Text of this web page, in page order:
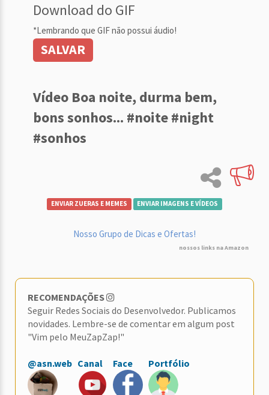
Download do GIF
*Lembrando que GIF não possui áudio!
SALVAR
Vídeo Boa noite, durma bem,
bons sonhos... #noite #night
#sonhos
ENVIAR ZUERAS E MEMES ENVIAR IMAGENS E VÍDEOS
Nosso Grupo de Dicas e Ofertas!
nossos links na Amazon
RECOMENDAÇÕES
Seguir Redes Sociais do Desenvolvedor. Publicamos
novidades. Lembre-se de comentar em algum post
"Vim pelo MeuZapZap!"
@asn.web Canal Face Portfólio